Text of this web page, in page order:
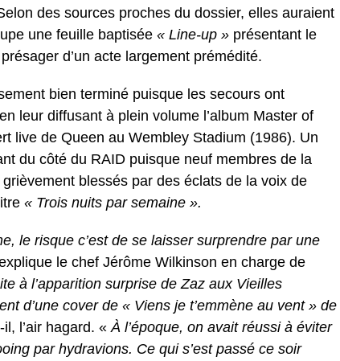
des sources proches du dossier, elles auraient
une feuille baptisée « Line-up » présentant le
d’un acte largement prémédité.
bien terminé puisque les secours ont
leur diffusant à plein volume l’album Master of
live de Queen au Wembley Stadium (1986). Un
du côté du RAID puisque neuf membres de la
blessés par des éclats de la voix de
« Trois nuits par semaine ».
le risque c’est de se laisser surprendre par une
le chef Jérôme Wilkinson en charge de
à l’apparition surprise de Zaz aux Vieilles
d’une cover de « Viens je t’emmène au vent » de
l’air hagard. « À l’époque, on avait réussi à éviter
par hydravions. Ce qui s’est passé ce soir